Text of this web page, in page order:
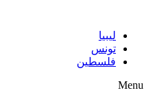
contentليبيا
تونس
فلسطين
Menu